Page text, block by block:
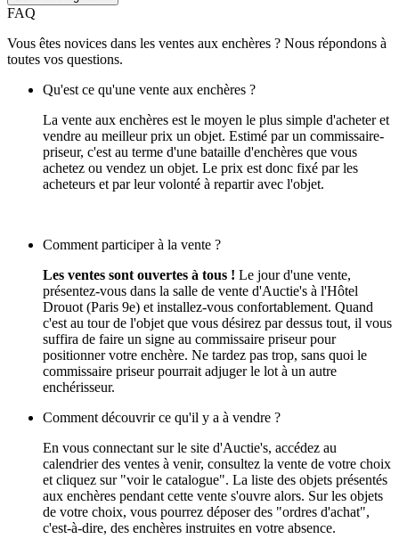
FAQ
Vous êtes novices dans les ventes aux enchères ? Nous répondons à
toutes vos questions.
Qu'est ce qu'une vente aux enchères ?
La vente aux enchères est le moyen le plus simple d'acheter et
vendre au meilleur prix un objet. Estimé par un commissaire-
priseur, c'est au terme d'une bataille d'enchères que vous
achetez ou vendez un objet. Le prix est donc fixé par les
acheteurs et par leur volonté à repartir avec l'objet.
Comment participer à la vente ?
Les ventes sont ouvertes à tous ! Le jour d'une vente,
présentez-vous dans la salle de vente d'Auctie's à l'Hôtel
Drouot (Paris 9e) et installez-vous confortablement. Quand
c'est au tour de l'objet que vous désirez par dessus tout, il vous
suffira de faire un signe au commissaire priseur pour
positionner votre enchère. Ne tardez pas trop, sans quoi le
commissaire priseur pourrait adjuger le lot à un autre
enchérisseur.
Comment découvrir ce qu'il y a à vendre ?
En vous connectant sur le site d'Auctie's, accédez au
calendrier des ventes à venir, consultez la vente de votre choix
et cliquez sur "voir le catalogue". La liste des objets présentés
aux enchères pendant cette vente s'ouvre alors. Sur les objets
de votre choix, vous pourrez déposer des "ordres d'achat",
c'est-à-dire, des enchères instruites en votre absence.